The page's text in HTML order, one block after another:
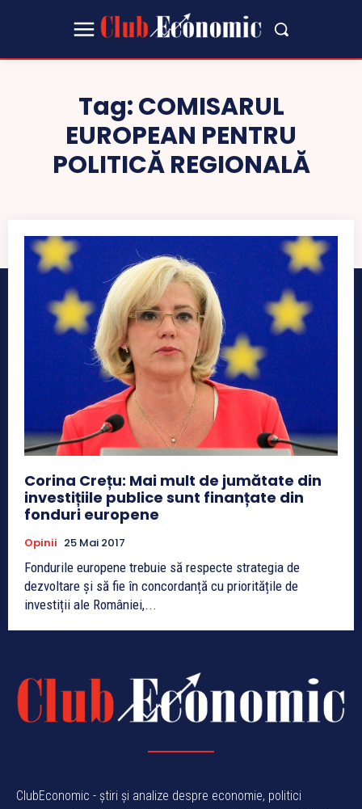
Tag:COMISARUL
EUROPEAN PENTRU
POLITICĂ REGIONALĂ
Corina Crețu: Mai mult de jumătate din
investițiile publice sunt finanțate din
fonduri europene
Opinii 25 Mai 2017
Fondurile europene trebuie să respecte strategia de
dezvoltare și să fie în concordanță cu prioritățile de
investiții ale României,...
ClubEconomic - știri și analize despre economie, politici